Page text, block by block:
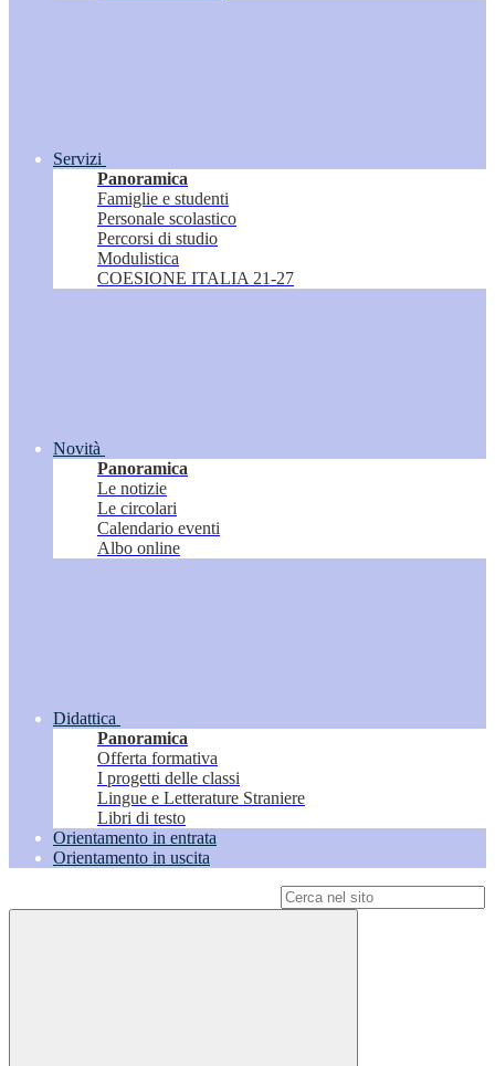
Servizi
Panoramica
Famiglie e studenti
Personale scolastico
Percorsi di studio
Modulistica
COESIONE ITALIA 21-27
Novità
Panoramica
Le notizie
Le circolari
Calendario eventi
Albo online
Didattica
Panoramica
Offerta formativa
I progetti delle classi
Lingue e Letterature Straniere
Libri di testo
Orientamento in entrata
Orientamento in uscita